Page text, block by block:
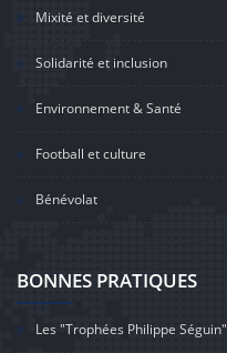
Mixité et diversité
Solidarité et inclusion
Environnement & Santé
Football et culture
Bénévolat
BONNES PRATIQUES
Les "Trophées Philippe Séguin"